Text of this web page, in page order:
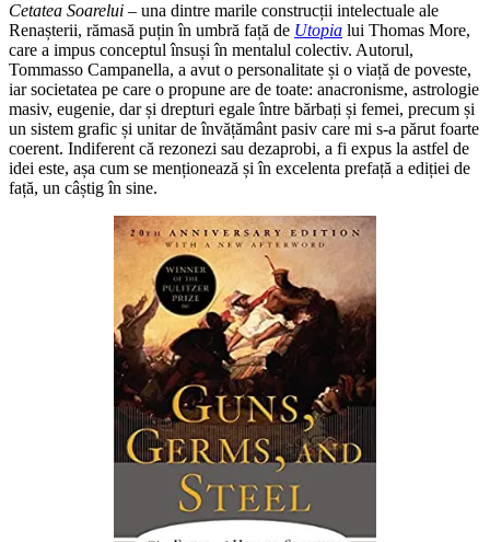
Cetatea Soarelui – una dintre marile construcții intelectuale ale
Renașterii, rămasă puțin în umbră față de Utopia lui Thomas More,
care a impus conceptul însuși în mentalul colectiv. Autorul,
Tommasso Campanella, a avut o personalitate și o viață de poveste,
iar societatea pe care o propune are de toate: anacronisme, astrologie
masiv, eugenie, dar și drepturi egale între bărbați și femei, precum și
un sistem grafic și unitar de învățământ pasiv care mi s-a părut foarte
coerent. Indiferent că rezonezi sau dezaprobi, a fi expus la astfel de
idei este, așa cum se menționează și în excelenta prefață a ediției de
față, un câștig în sine.